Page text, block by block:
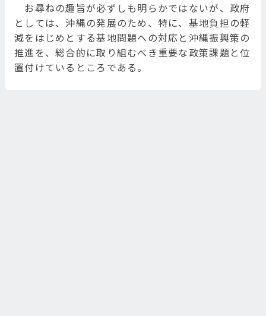
お尋ねの趣旨が必ずしも明らかではないが、政府
としては、沖縄の発展のため、特に、基地負担の軽
減をはじめとする基地問題への対応と沖縄振興策の
推進を、総合的に取り組むべき重要な政策課題と位
置付けているところである。